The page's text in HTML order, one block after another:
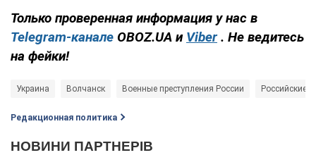
Только проверенная информация у нас в
Telegram-канале OBOZ.UA и Viber . Не ведитесь
на фейки!
Украина Волчанск Военные преступления России Российские
Редакционная политика